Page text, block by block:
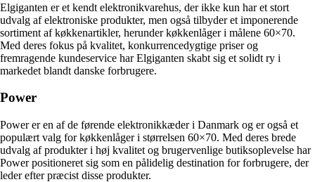
Elgiganten er et kendt elektronikvarehus, der ikke kun har et stort
udvalg af elektroniske produkter, men også tilbyder et imponerende
sortiment af køkkenartikler, herunder køkkenlåger i målene 60×70.
Med deres fokus på kvalitet, konkurrencedygtige priser og
fremragende kundeservice har Elgiganten skabt sig et solidt ry i
markedet blandt danske forbrugere.
Power
Power er en af de førende elektronikkæder i Danmark og er også et
populært valg for køkkenlåger i størrelsen 60×70. Med deres brede
udvalg af produkter i høj kvalitet og brugervenlige butiksoplevelse har
Power positioneret sig som en pålidelig destination for forbrugere, der
leder efter præcist disse produkter.